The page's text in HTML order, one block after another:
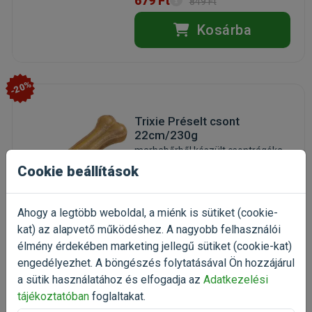
Kosárba
-20%
Trixie Préselt csont
22cm/230g
marhabőrből készült csontrágóka
Egységár: 7 387 Ft / kg
Raktáron
1 699 Ft 2 124 Ft
Cookie beállítások
Ahogy a legtöbb weboldal, a miénk is sütiket (cookie-
kat) az alapvető működéshez. A nagyobb felhasználói
élmény érdekében marketing jellegű sütiket (cookie-kat)
engedélyezhet. A böngészés folytatásával Ön hozzájárul
a sütik használatához és elfogadja az Adatkezelési
tájékoztatóban foglaltakat.